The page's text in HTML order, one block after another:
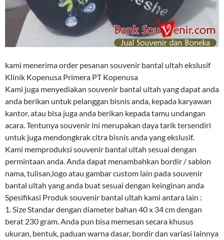
kami menerima order pesanan souvenir bantal ultah ekslusif
Klinik Kopenusa Primera PT Kopenusa
Kami juga menyediakan souvenir bantal ultah yang dapat anda
anda berikan untuk pelanggan bisnis anda, kepada karyawan
kantor, atau bisa juga anda berikan kepada tamu undangan
acara. Tentunya souvenir ini merupakan daya tarik tersendiri
untuk juga mendongkrak citra bisnis anda yang ekslusif.
Kami memproduksi souvenir bantal ultah sesuai dengan
permintaan anda. Anda dapat menambahkan bordir / sablon
nama, tulisan,logo atau gambar custom lain pada souvenir
bantal ultah yang anda buat sesuai dengan keinginan anda
Spesifikasi Produk souvenir bantal ultah kami antara lain :
1. Size Standar dengan diameter bahan 40 x 34 cm dengan
berat 230 gram. Anda pun bisa memesan secara khusus
ukuran, bentuk, paduan warna dasar, bordir dan variasi lainnya